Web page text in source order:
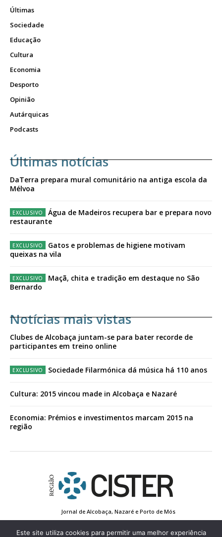
Últimas
Sociedade
Educação
Cultura
Economia
Desporto
Opinião
Autárquicas
Podcasts
Últimas notícias
DaTerra prepara mural comunitário na antiga escola da
Mélvoa
Água de Madeiros recupera bar e prepara novo
restaurante
Gatos e problemas de higiene motivam
queixas na vila
Maçã, chita e tradição em destaque no São
Bernardo
Notícias mais vistas
Clubes de Alcobaça juntam-se para bater recorde de
participantes em treino online
Sociedade Filarmónica dá música há 110 anos
Cultura: 2015 vincou made in Alcobaça e Nazaré
Economia: Prémios e investimentos marcam 2015 na
região
Jornal de Alcobaça, Nazaré e Porto de Mós
Conta de Registo
Edição Impressa
Este site utiliza cookies para permitir uma melhor experiência